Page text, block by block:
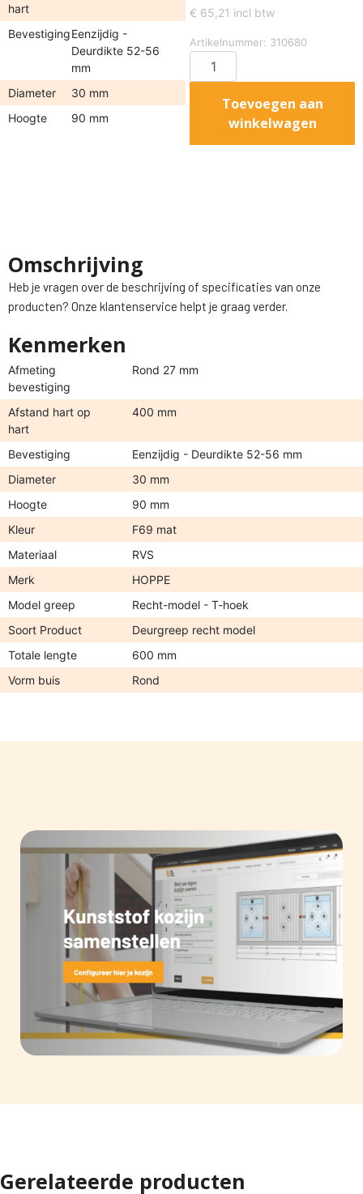
hart
BevestigingEenzijdig -
Deurdikte 52-56
mm
Diameter
30 mm
Hoogte
90 mm
€ 65,21 incl btw
Artikelnummer: 310680
Toevoegen aan
winkelwagen
Omschrijving
Heb je vragen over de beschrijving of specificaties van onze
producten? Onze klantenservice helpt je graag verder.
Kenmerken
Afmeting
bevestiging
Rond 27 mm
Afstand hart op
hart
400 mm
Bevestiging
Eenzijdig - Deurdikte 52-56 mm
Diameter
30 mm
Hoogte
90 mm
Kleur
F69 mat
Materiaal
RVS
Merk
HOPPE
Model greep
Recht-model - T-hoek
Soort Product
Deurgreep recht model
Totale lengte
600 mm
Vorm buis
Rond
Gerelateerde producten